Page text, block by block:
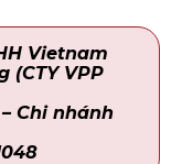
Vietnam
(CTY VPP
Chi nhánh